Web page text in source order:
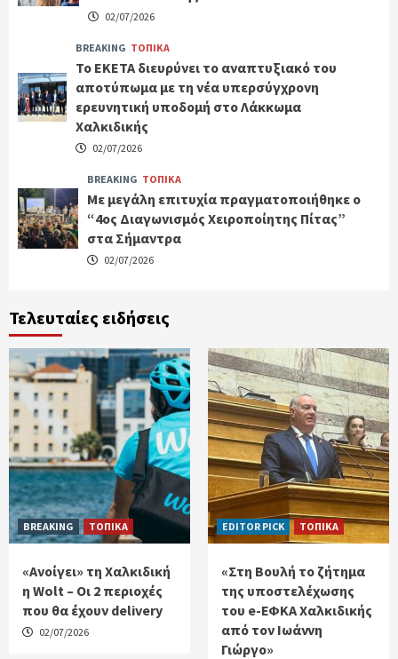
02/07/2026
BREAKING ΤΟΠΙΚΑ
Το ΕΚΕΤΑ διευρύνει το αναπτυξιακό του
αποτύπωμα με τη νέα υπερσύγχρονη
ερευνητική υποδομή στο Λάκκωμα
Χαλκιδικής
02/07/2026
BREAKING ΤΟΠΙΚΑ
Με μεγάλη επιτυχία πραγματοποιήθηκε ο
“4ος Διαγωνισμός Χειροποίητης Πίτας”
στα Σήμαντρα
02/07/2026
Τελευταίες ειδήσεις
BREAKING ΤΟΠΙΚΑ
«Ανοίγει» τη Χαλκιδική
η Wolt – Οι 2 περιοχές
που θα έχουν delivery
02/07/2026
EDITOR PICK ΤΟΠΙΚΑ
«Στη Βουλή το ζήτημα
της υποστελέχωσης
του e-ΕΦΚΑ Χαλκιδικής
από τον Ιωάννη
Γιώργο»